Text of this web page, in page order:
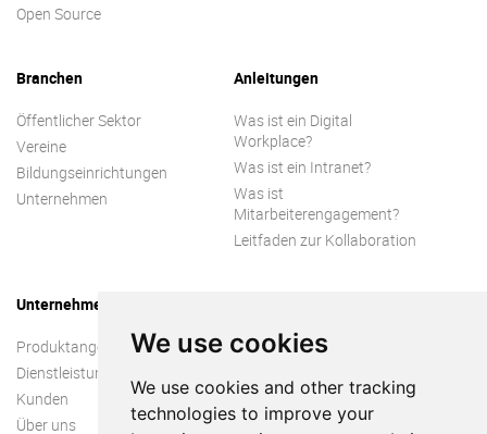
We use cookies
We use cookies and other tracking
technologies to improve your
Open Source
Branchen
Öffentlicher Sektor
Vereine
Bildungseinrichtungen
Unternehmen
Anleitungen
Was ist ein Digital
Workplace?
Was ist ein Intranet?
Was ist
Mitarbeiterengagement?
Leitfaden zur Kollaboration
Unternehmen
Produktangebot
Dienstleistungen
Kunden
Über uns